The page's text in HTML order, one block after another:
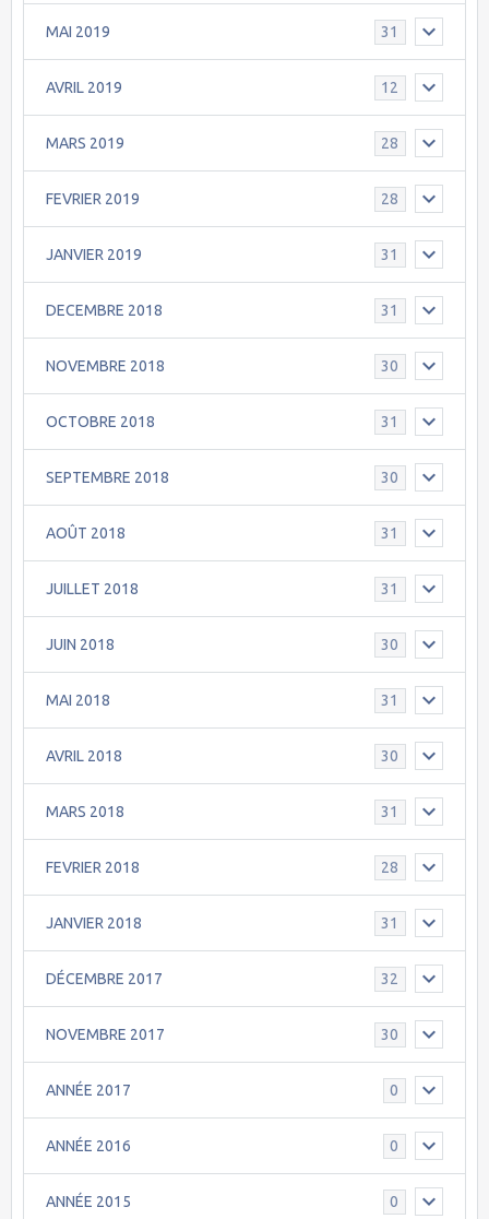
MAI 2019 31
AVRIL 2019 12
MARS 2019 28
FEVRIER 2019 28
JANVIER 2019 31
DECEMBRE 2018 31
NOVEMBRE 2018 30
OCTOBRE 2018 31
SEPTEMBRE 2018 30
AOÛT 2018 31
JUILLET 2018 31
JUIN 2018 30
MAI 2018 31
AVRIL 2018 30
MARS 2018 31
FEVRIER 2018 28
JANVIER 2018 31
DÉCEMBRE 2017 32
NOVEMBRE 2017 30
ANNÉE 2017 0
ANNÉE 2016 0
ANNÉE 2015 0